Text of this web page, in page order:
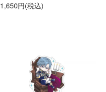
1,650円(税込)